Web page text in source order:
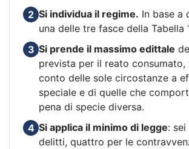
2 Si individua il regime. In base a
una delle tre fasce della Tabella
3 Si prende il massimo edittale
prevista per il reato consumato,
conto delle sole circostanze a
speciale e di quelle che
pena di specie diversa.
4 Si applica il minimo di legge:
delitti, quattro per le